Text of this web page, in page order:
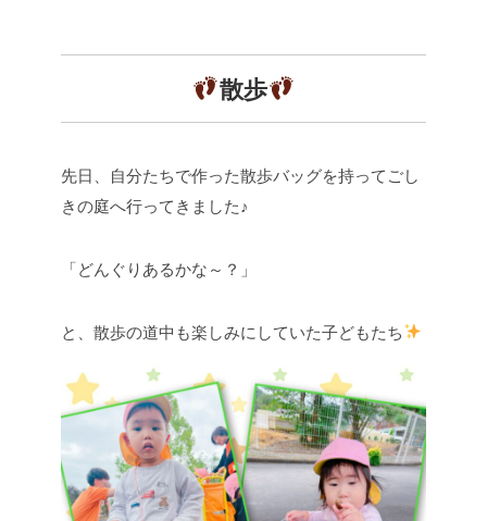
散歩
先日、自分たちで作った散歩バッグを持ってごし
きの庭へ行ってきました♪
「どんぐりあるかな～？」
と、散歩の道中も楽しみにしていた子どもたち